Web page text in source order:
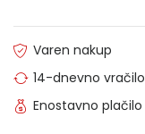
Varen nakup
14-dnevno vračilo
Enostavno plačilo